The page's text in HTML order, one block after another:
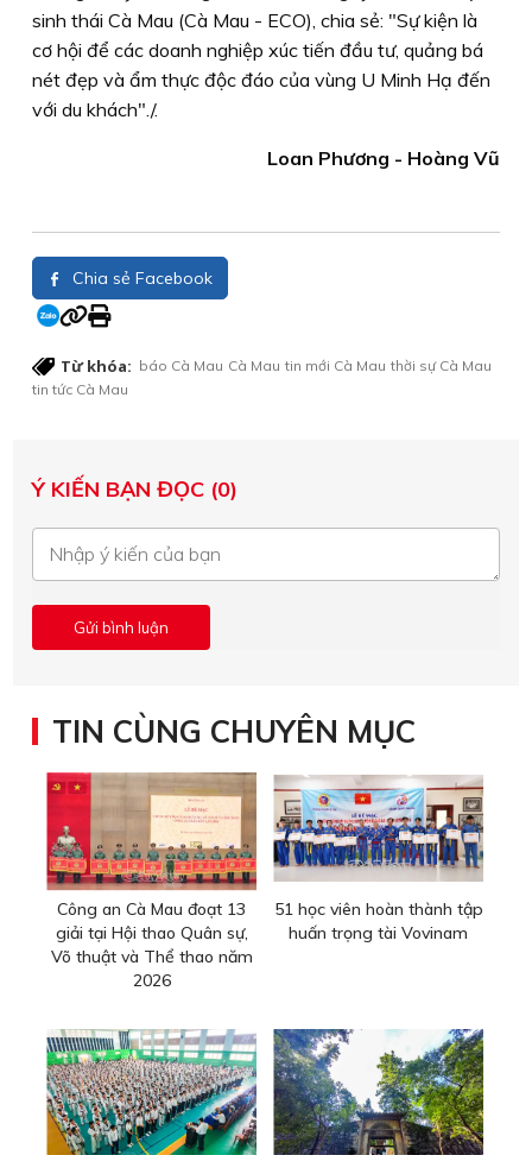
sinh thái Cà Mau (Cà Mau - ECO), chia sẻ: "Sự kiện là
cơ hội để các doanh nghiệp xúc tiến đầu tư, quảng bá
nét đẹp và ẩm thực độc đáo của vùng U Minh Hạ đến
với du khách"./.
Loan Phương - Hoàng Vũ
Chia sẻ Facebook
Từ khóa: báo Cà Mau Cà Mau tin mới Cà Mau thời sự Cà Mau
tin tức Cà Mau
Ý KIẾN BẠN ĐỌC (0)
TIN CÙNG CHUYÊN MỤC
Công an Cà Mau đoạt 13
giải tại Hội thao Quân sự,
Võ thuật và Thể thao năm
2026
51 học viên hoàn thành tập
huấn trọng tài Vovinam